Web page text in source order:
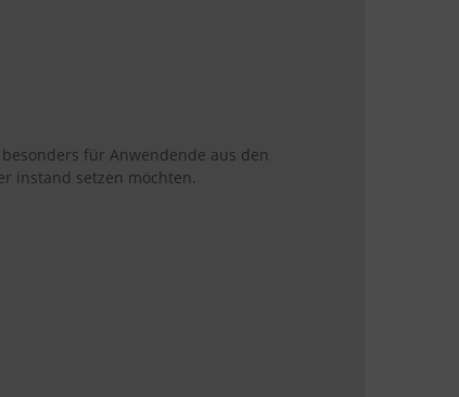
für Anwendende aus den
instand setzen möchten.